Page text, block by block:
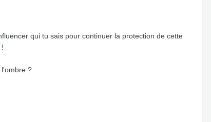
qui tu sais pour continuer la protection de cette
l'ombre ?